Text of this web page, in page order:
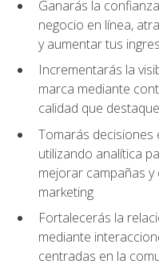
Ganarás la
negocio en línea,
y aumentar tus
Incrementarás la
marca mediante
calidad que
Tomarás decisiones
utilizando analítica
mejorar campañas
marketing
Fortalecerás la
mediante
centradas en la